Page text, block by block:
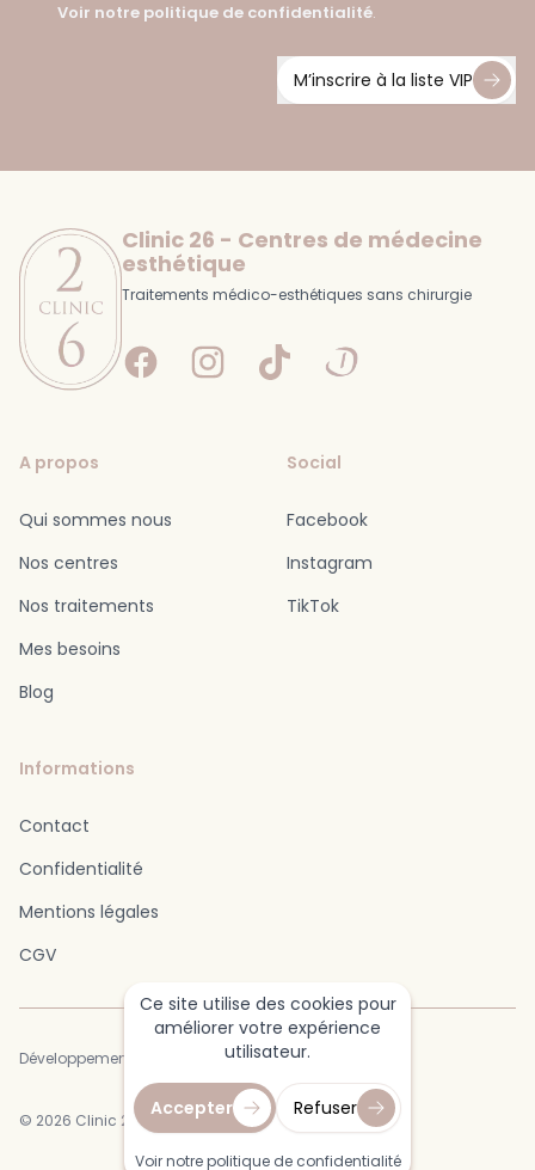
Voir notre politique de confidentialité.
M’inscrire à la liste VIP
Clinic 26 - Centres de médecine
esthétique
Traitements médico-esthétiques sans chirurgie
FacebookInstagram
Tiktok Doctolib
A propos
Qui sommes nous
Nos centres
Nos traitements
Mes besoins
Blog
Informations
Contact
Confidentialité
Mentions légales
CGV
Social
Facebook
Instagram
TikTok
Développement : SHDev.
© 2026 Clinic 26. Tous droits réservés.
Ce site utilise des cookies pour
améliorer votre expérience
utilisateur.
Accepter Refuser
Voir notre politique de confidentialité